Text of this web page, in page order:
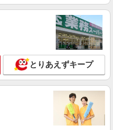
理スタッフ（ミールケアクル
詳細を見る
ルスタッフ（ランチタイム）
〜 ※土日祝は時給50円UP
とりあえずキープ